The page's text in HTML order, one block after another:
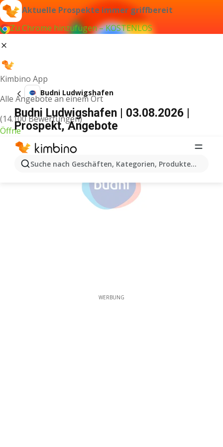
Aktuelle Prospekte immer griffbereit
Zu Chrome hinzufügen – KOSTENLOS
Kimbino App
Alle Angebote an einem Ort
(14.100 Bewertungen)
Öffne
Suche nach Geschäften, Kategorien, Produkten...
Budni Ludwigshafen
Budni Ludwigshafen | 03.08.2026 |
Prospekt, Angebote
WERBUNG